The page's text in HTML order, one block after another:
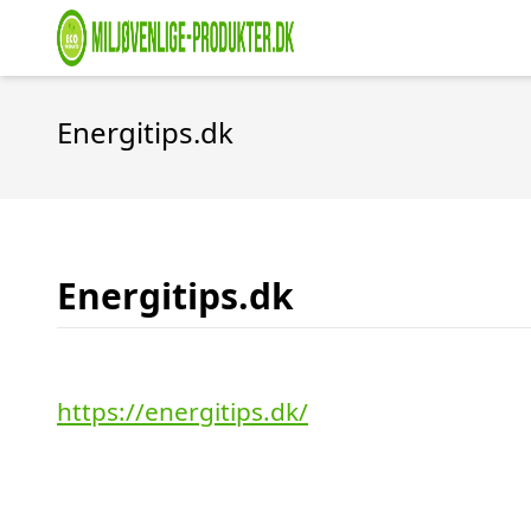
Energitips.dk
Energitips.dk
https://energitips.dk/